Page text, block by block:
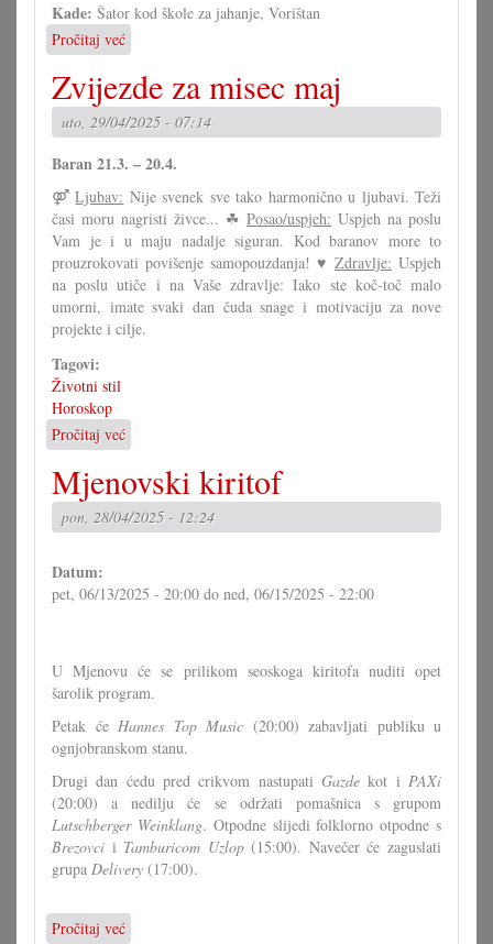
Kade: Šator kod škole za jahanje, Vorištan
Pročitaj već
Hrvatski
večer
u
Vorištanu
Zvijezde za misec maj
uto, 29/04/2025 - 07:14
Baran 21.3. – 20.4.
⚤Ljubav: Nije svenek sve tako harmonično u ljubavi. Teži
časi moru nagristi živce... ☘ Posao/uspjeh: Uspjeh na poslu
Vam je i u maju nadalje siguran. Kod baranov more to
prouzrokovati povišenje samopouzdanja! ♥ Zdravlje: Uspjeh
na poslu utiče i na Vaše zdravlje: Iako ste koč-toč malo
umorni, imate svaki dan čuda snage i motivaciju za nove
projekte i cilje.
Tagovi:
Životni stil
Horoskop
Pročitaj već
Zvijezde
za
misec
maj
Mjenovski kiritof
pon, 28/04/2025 - 12:24
Datum:
pet, 06/13/2025 - 20:00 do ned, 06/15/2025 - 22:00
U Mjenovu će se prilikom seoskoga kiritofa nuditi opet
šarolik program.
Petak će Hannes Top Music (20:00) zabavljati publiku u
ognjobranskom stanu.
Drugi dan ćedu pred crikvom nastupati Gazde kot i PAXi
(20:00) a nedilju će se održati pomašnica s grupom
Lutschberger Weinklang. Otpodne slijedi folklorno otpodne s
Brezovci i Tamburicom Uzlop(15:00). Navečer će zaguslati
grupa Delivery (17:00).
Pročitaj već